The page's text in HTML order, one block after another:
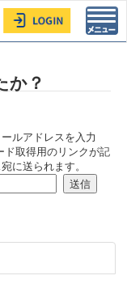
か？
ルアドレスを入力
ド取得用のリンクが記
に送られます。